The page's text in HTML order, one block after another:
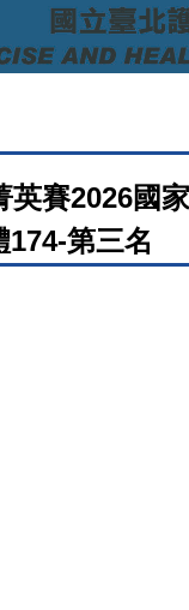
賽2026國
第三名